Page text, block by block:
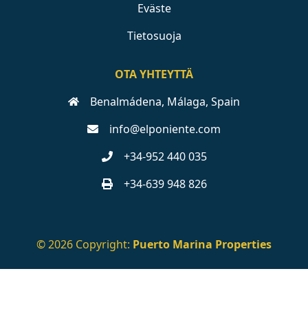
Eväste
Tietosuoja
OTA YHTEYTTÄ
Benalmádena, Málaga, Spain
info@elponiente.com
+34-952 440 035
+34-639 948 826
© 2026 Copyright: Puerto Marina Properties